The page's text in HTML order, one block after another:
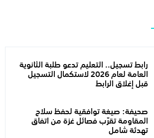
رابط تسجيل.. التعليم تدعو طلبة الثانوية
العامة لعام 2026 لاستكمال التسجيل
قبل إغلاق الرابط
صحيفة: صيغة توافقية لحفظ سلاح
المقاومة تقرّب فصائل غزة من اتفاق
تهدئة شامل